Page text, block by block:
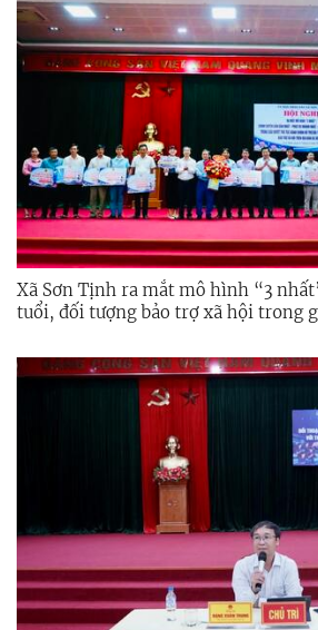
Xã Sơn Tịnh ra mắt mô hình “3
tuổi, đối tượng bảo trợ xã hội trong